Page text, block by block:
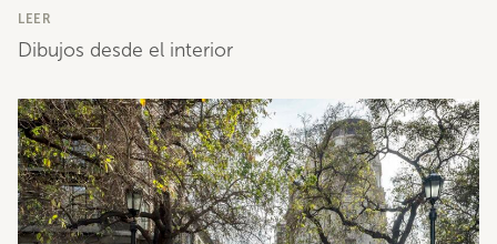
LEER
Dibujos desde el interior